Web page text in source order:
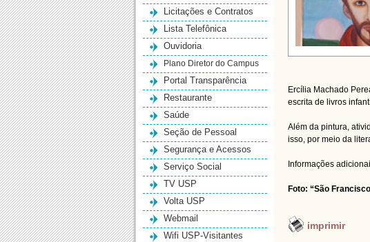
Licitações e Contratos
Lista Telefônica
Ouvidoria
Plano Diretor do Campus
Portal Transparência
Restaurante
Saúde
Seção de Pessoal
Segurança e Acessos
Serviço Social
TV USP
Volta USP
Webmail
Wifi USP-Visitantes
Ercília Machado
escrita de livros
Além da pintura,
isso, por meio da
Informações
Foto: “São
imprimir